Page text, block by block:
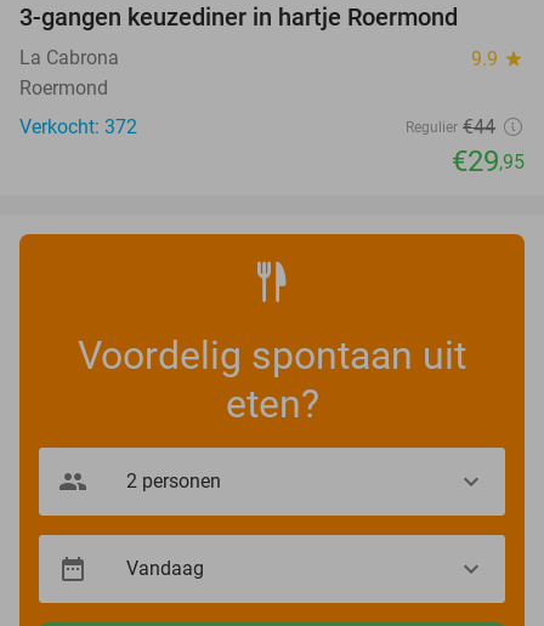
3-gangen keuzediner in hartje Roermond
La Cabrona 9.9 star
Roermond
Verkocht: 372
Regulier €44
€29,95
Voordelig spontaan uit
eten?